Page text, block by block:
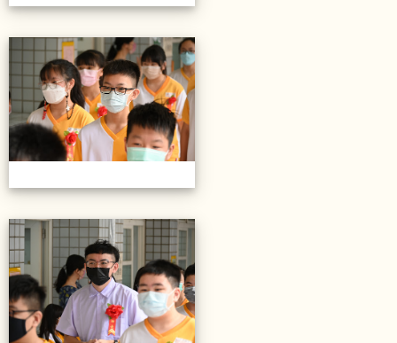
20220614第28屆畢業典禮
20220614第28屆畢業典禮